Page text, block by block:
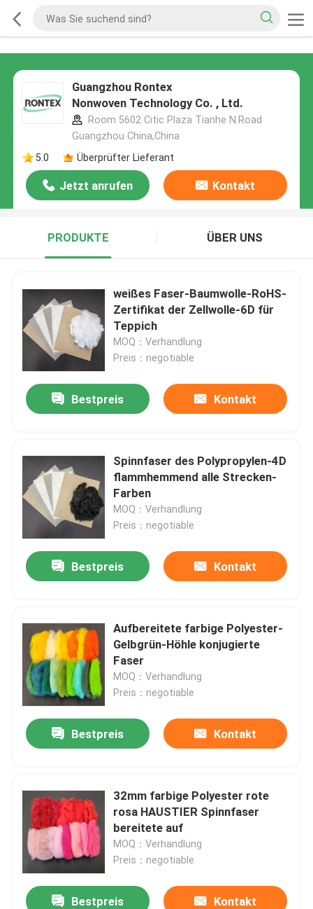
Guangzhou Rontex
Nonwoven Technology Co. , Ltd.
Room 5602 Citic Plaza Tianhe N.Road
Guangzhou China,China
5.0
Überprüfter Lieferant
Jetzt anrufen Kontakt
PRODUKTE ÜBER UNS
weißes Faser-Baumwolle-RoHS-
Zertifikat der Zellwolle-6D für
Teppich
MOQ：Verhandlung
Preis：negotiable
Bestpreis Kontakt
Spinnfaser des Polypropylen-4D
flammhemmend alle Strecken-
Farben
MOQ：Verhandlung
Preis：negotiable
Bestpreis Kontakt
Aufbereitete farbige Polyester-
Gelbgrün-Höhle konjugierte
Faser
MOQ：Verhandlung
Preis：negotiable
Bestpreis Kontakt
32mm farbige Polyester rote
rosa HAUSTIER Spinnfaser
bereitete auf
MOQ：Verhandlung
Preis：negotiable
Bestpreis Kontakt